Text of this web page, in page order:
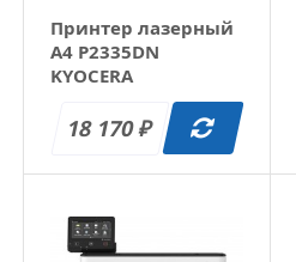
Принтер лазерный
A4 P2335DN
KYOCERA
18 170₽